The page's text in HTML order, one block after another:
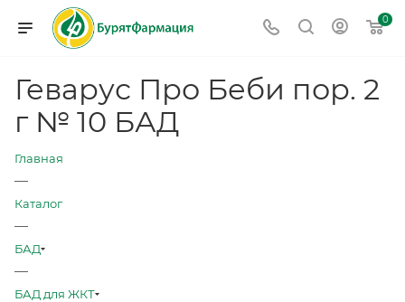
0
Геварус Про Беби пор. 2
г № 10 БАД
Главная
—
Каталог
—
БАД
—
БАД для ЖКТ